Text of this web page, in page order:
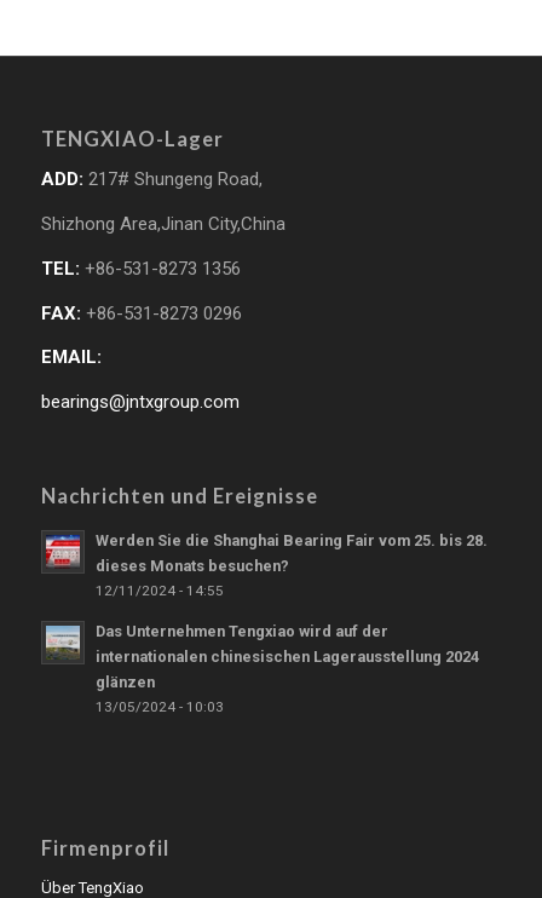
TENGXIAO-Lager
ADD: 217# Shungeng Road,
Shizhong Area,Jinan City,China
TEL: +86-531-8273 1356
FAX: +86-531-8273 0296
EMAIL:
bearings@jntxgroup.com
Nachrichten und Ereignisse
Werden Sie die Shanghai Bearing Fair vom 25. bis 28.
dieses Monats besuchen?
12/11/2024 - 14:55
Das Unternehmen Tengxiao wird auf der
internationalen chinesischen Lagerausstellung 2024
glänzen
13/05/2024 - 10:03
Firmenprofil
Über TengXiao